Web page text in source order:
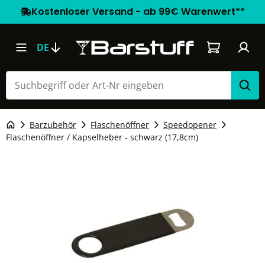
Kostenloser Versand - ab 99€ Warenwert**
DE Warenkorb
Barzubehör Flaschenöffner
Speedopener
Flaschenöffner / Kapselheber - schwarz (17,8cm)